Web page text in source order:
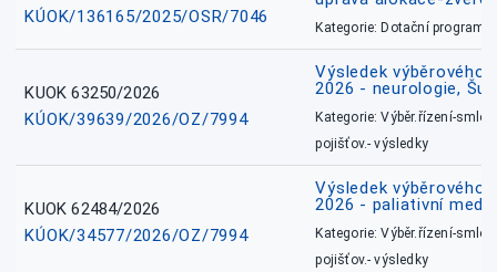
KÚOK/136165/2025/OSR/7046
Kategorie: Dotační
KUOK 63250/2026
KÚOK/39639/2026/OZ/7994
Výsledek výběrového
2026 - neurologie,
Kategorie: Výběr.řízení-
pojišťov.- výsledky
KUOK 62484/2026
KÚOK/34577/2026/OZ/7994
Výsledek výběrového
2026 - paliativní
Kategorie: Výběr.řízení-
pojišťov.- výsledky